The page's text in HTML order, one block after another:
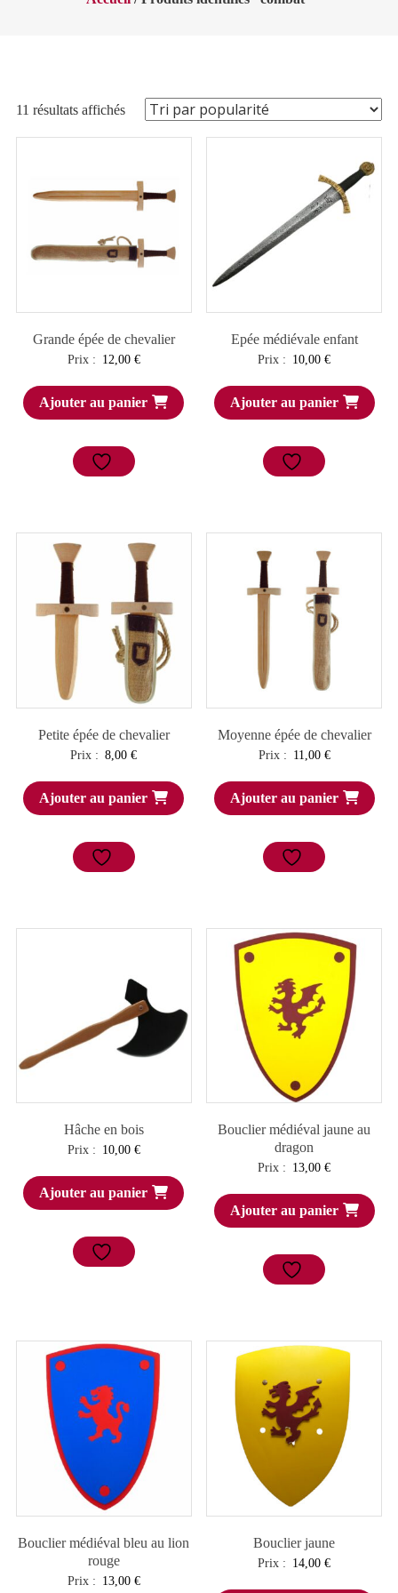
11 résultats affichésTrié
par
Grande épée de chevalier
Prix : 12,00 €
Ajouter au panier
Epée médiévale enfant
Prix : 10,00€
Ajouter au panier
Petite épée de chevalier
Prix : 8,00€
Ajouter au panier
Moyenne épée de chevalier
Prix : 11,00 €
Ajouter au panier
Hâche en bois
Prix : 10,00 €
Ajouter au panier
Bouclier médiéval jaune au
dragon
Prix : 13,00€
Ajouter au panier
Bouclier médiéval bleu au lion
rouge
Prix : 13,00 €
Bouclier jaune
Prix : 14,00€